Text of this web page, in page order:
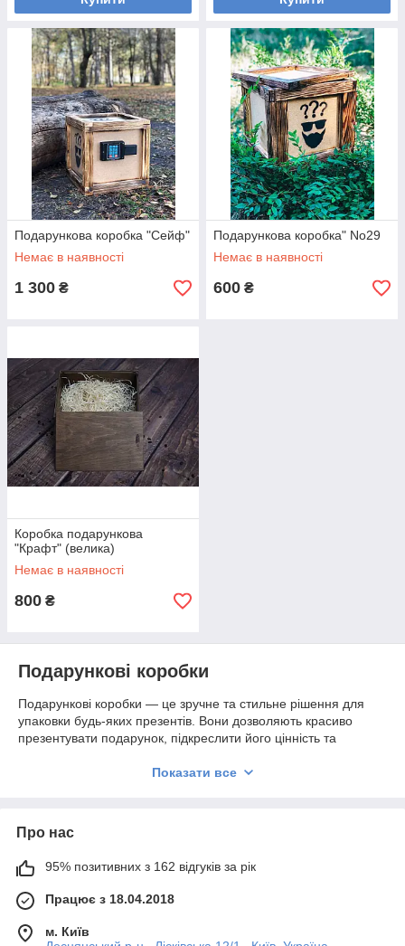
Подарункова коробка "Сейф"
Немає в наявності
1 300 ₴
Подарункова коробка" No29
Немає в наявності
600 ₴
Коробка подарункова
"Крафт" (велика)
Немає в наявності
800 ₴
Подарункові коробки
Подарункові коробки — це зручне та стильне рішення для
упаковки будь-яких презентів. Вони дозволяють красиво
презентувати подарунок, підкреслити його цінність та
відрізняється міцністю та оригінальним дизайном,
🎁 Стильна та надійна упаковка для будь-якого подарунка.
🎨 Естетичний дизайн підкреслює індивідуальність презенту.
Різноманітність форм та розмірів
У асортименті представлені коробки різних розмірів та форм:
від компактних «Крафт» для невеликих сувенірів до великих
Показати все
Про нас
95% позитивних з 162 відгуків за рік
Працює з 18.04.2018
м. Київ